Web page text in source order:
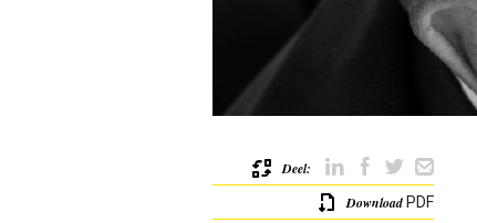
Deel:
DownloadPDF